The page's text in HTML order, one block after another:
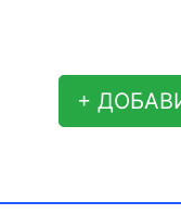
+